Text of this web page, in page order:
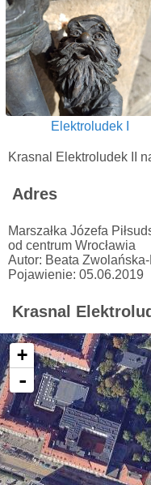
Elektroludek I
Krasnal Elektroludek II
Adres
Marszałka Józefa
od centrum Wrocławia
Autor: Beata Zwolańska-
Pojawienie: 05.06.2019
Krasnal
+
-